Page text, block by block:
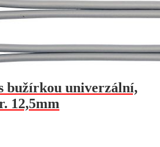
bužírkou univerzální,
12,5mm